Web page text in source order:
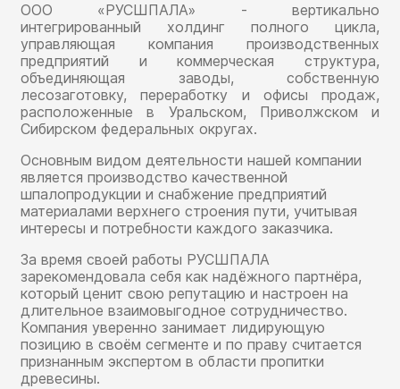
ООО «РУСШПАЛА» - вертикально
интегрированный холдинг полного цикла,
управляющая компания производственных
предприятий и коммерческая структура,
объединяющая заводы, собственную
лесозаготовку, переработку и офисы продаж,
расположенные в Уральском, Приволжском и
Сибирском федеральных округах.
Основным видом деятельности нашей компании
является производство качественной
шпалопродукции и снабжение предприятий
материалами верхнего строения пути, учитывая
интересы и потребности каждого заказчика.
За время своей работы РУСШПАЛА
зарекомендовала себя как надёжного партнёра,
который ценит свою репутацию и настроен на
длительное взаимовыгодное сотрудничество.
Компания уверенно занимает лидирующую
позицию в своём сегменте и по праву считается
признанным экспертом в области пропитки
древесины.